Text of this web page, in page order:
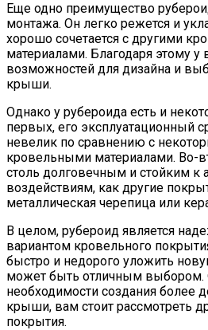
Еще одно преимущество
монтажа. Он легко режется и
хорошо сочетается с другими
материалами. Благодаря этому у
возможностей для дизайна и
крыши.
Однако у рубероида есть и
первых, его эксплуатационный
невелик по сравнению с
кровельными материалами. Во-
столь долговечным и стойким
воздействиям, как другие
металлическая черепица или
В целом, рубероид является
вариантом кровельного
быстро и недорого уложить
может быть отличным выбором.
необходимости создания более
крыши, вам стоит рассмотреть
покрытия.